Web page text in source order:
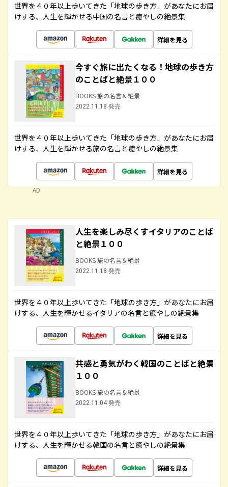
世界を４０年以上歩いてきた「地球の歩き方」があなたにお届
けする、人生を輝かせる中国の名言と癒やしの絶景集
詳細を見る
今すぐ旅に出たくなる！地球の歩き方
のことばと絶景１００
BOOKS 旅の名言＆絶景
2022.11.18 発売
世界を４０年以上歩いてきた「地球の歩き方」があなたにお届
けする、人生を輝かせる旅の名言と癒やしの絶景集
詳細を見る
AD
人生を楽しみ尽くすイタリアのことば
と絶景１００
BOOKS 旅の名言＆絶景
2022.11.18 発売
世界を４０年以上歩いてきた「地球の歩き方」があなたにお届
けする、人生を輝かせるイタリアの名言と癒やしの絶景集
詳細を見る
共感と勇気がわく韓国のことばと絶景
１００
BOOKS 旅の名言＆絶景
2022.11.04 発売
世界を４０年以上歩いてきた「地球の歩き方」があなたにお届
けする、人生を輝かせる韓国の名言と癒やしの絶景集
詳細を見る